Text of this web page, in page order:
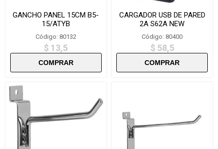
GANCHO PANEL 15CM B5-
15/ATYB
Código: 80132
$ 13,5
CARGADOR USB DE PARED
2A S62A NEW
Código: 80400
$ 58,5